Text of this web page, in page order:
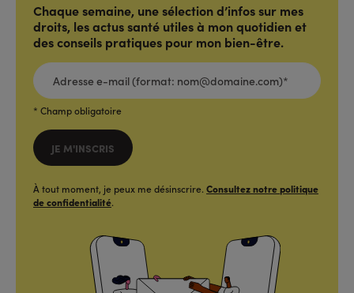
Chaque semaine, une sélection d’infos sur mes
droits, les actus santé utiles à mon quotidien et
des conseils pratiques pour mon bien-être.
ADRESSE
E-
MAIL
(FORMAT:
NOM@DOMAINE.COM)*
* Champ obligatoire
JE M'INSCRIS
À tout moment, je peux me désinscrire. Consultez notre politique
de confidentialité.